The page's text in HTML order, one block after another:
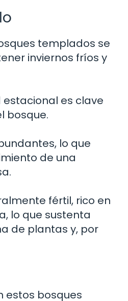
templados se
inviernos fríos y
estacional es clave
bosque.
lo que
de una
fértil, rico en
lo que sustenta
de plantas y, por
estos bosques